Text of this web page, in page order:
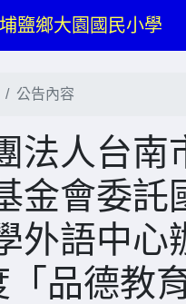
鹽鄉大園國民小學
公告內容
法人台南
金會委託
外語中心
「品德教